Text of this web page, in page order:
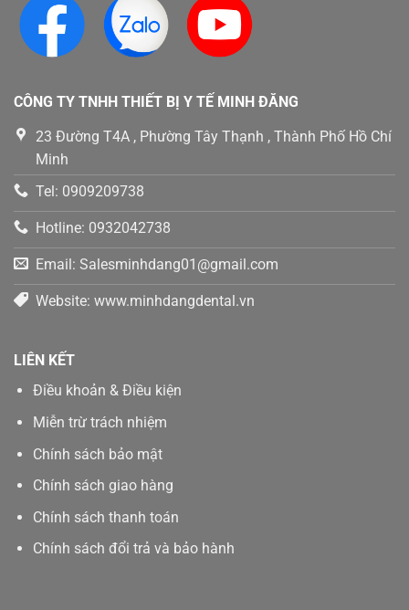
CÔNG TY TNHH THIẾT BỊ Y TẾ MINH ĐĂNG
23 Đường T4A , Phường Tây Thạnh , Thành Phố Hồ Chí
Minh
Tel: 0909209738
Hotline: 0932042738
Email: Salesminhdang01@gmail.com
Website: www.minhdangdental.vn
LIÊN KẾT
Điều khoản & Điều kiện
Miễn trừ trách nhiệm
Chính sách bảo mật
Chính sách giao hàng
Chính sách thanh toán
Chính sách đổi trả và bảo hành